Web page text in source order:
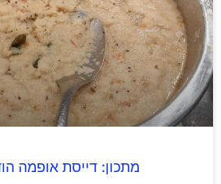
מתכון: דייסת אופמה הודי Upma